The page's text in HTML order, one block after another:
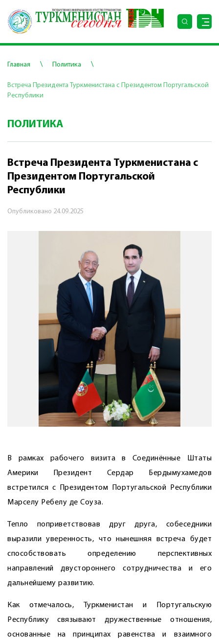
Главная \ Политика \
Встреча Президента Туркменистана с Президентом Португальской
Республики
ПОЛИТИКА
Встреча Президента Туркменистана с
Президентом Португальской
Республики
Опубликовано 24.09.2025
В рамках рабочего визита в Соединённые Штаты
Америки Президент Сердар Бердымухамедов
встретился с Президентом Португальской Республики
Марселу Ребелу де Соуза.
Тепло поприветствовав друг друга, собеседники
выразили уверенность, что нынешняя встреча будет
способствовать определению перспективных
направлений двустороннего сотрудничества и его
дальнейшему развитию.
Как отмечалось, Туркменистан и Португальскую
Республику связывают дружественные отношения,
основанные на принципах равенства и взаимного